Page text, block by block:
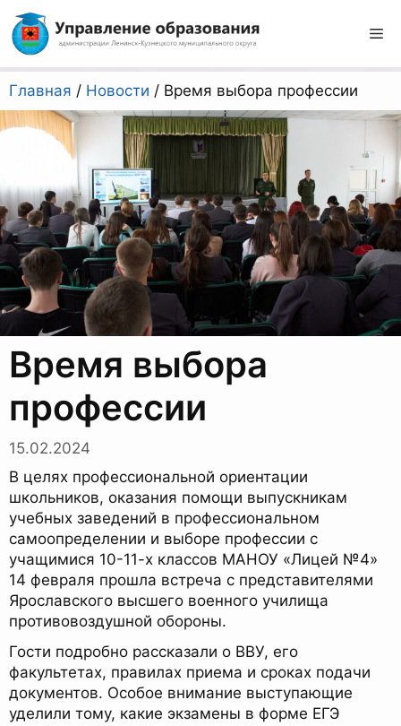
Перейти
содержимому
Главная / Новости / Время выбора профессии
Время выбора
профессии
15.02.2024
В целях профессиональной ориентации
школьников, оказания помощи выпускникам
учебных заведений в профессиональном
самоопределении и выборе профессии с
учащимися 10-11-х классов МАНОУ «Лицей №4»
14 февраля прошла встреча с представителями
Ярославского высшего военного училища
противовоздушной обороны.
Гости подробно рассказали о ВВУ, его
факультетах, правилах приема и сроках подачи
документов. Особое внимание выступающие
уделили тому, какие экзамены в форме ЕГЭ